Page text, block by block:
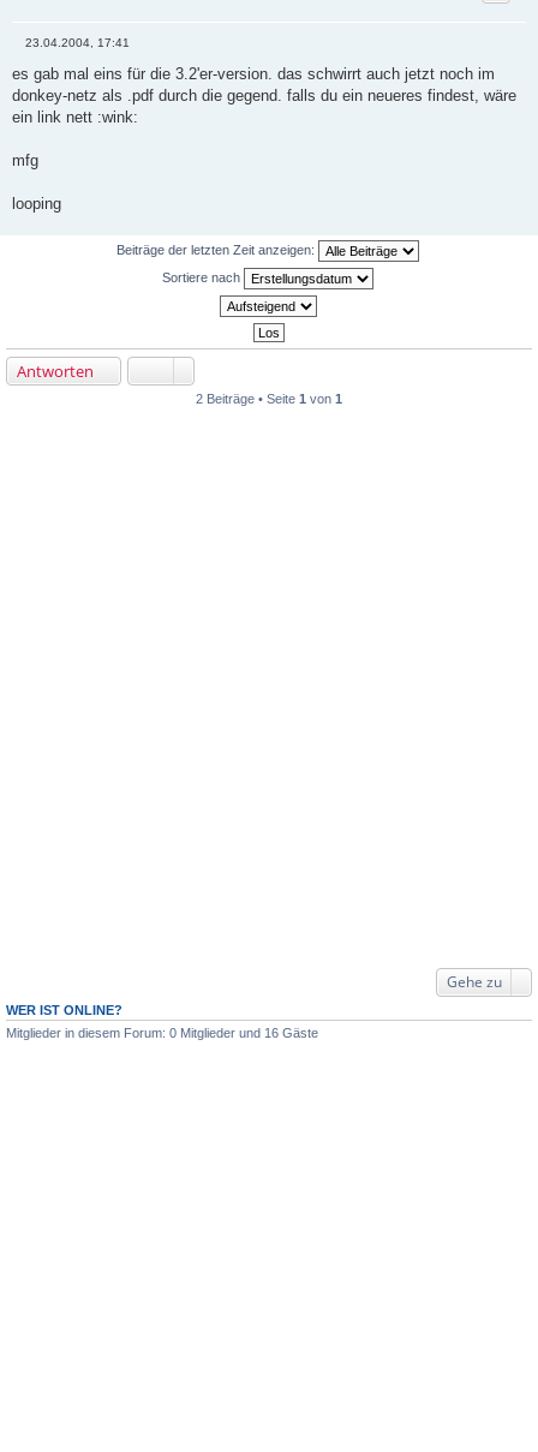
i
t
a
23.04.2004, 17:41
es gab mal eins für die 3.2'er-version. das schwirrt auch jetzt noch im
donkey-netz als .pdf durch die gegend. falls du ein neueres findest, wäre
ein link nett :wink:
mfg
looping
Beiträge der letzten Zeit anzeigen:
Sortiere nach
Antworten
2 Beiträge • Seite 1 von 1
Gehe zu
WER IST ONLINE?
Mitglieder in diesem Forum: 0 Mitglieder und 16 Gäste